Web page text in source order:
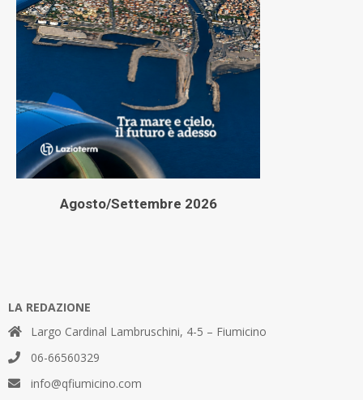
Agosto/Settembre 2026
LA REDAZIONE
Largo Cardinal Lambruschini, 4-5 – Fiumicino
06-66560329
info@qfiumicino.com